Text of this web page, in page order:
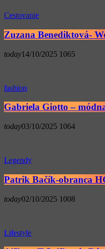
Cestovanie
Zuzana Benediktová-
today14/10/2025 1065
fashion
Gabriela Giotto –
today03/10/2025 1064
Legendy
Patrik Bačík-obranca
today02/10/2025 1008
Lifestyle